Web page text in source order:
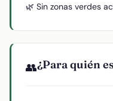
🌿 Sin zonas verdes
👥¿Para quién